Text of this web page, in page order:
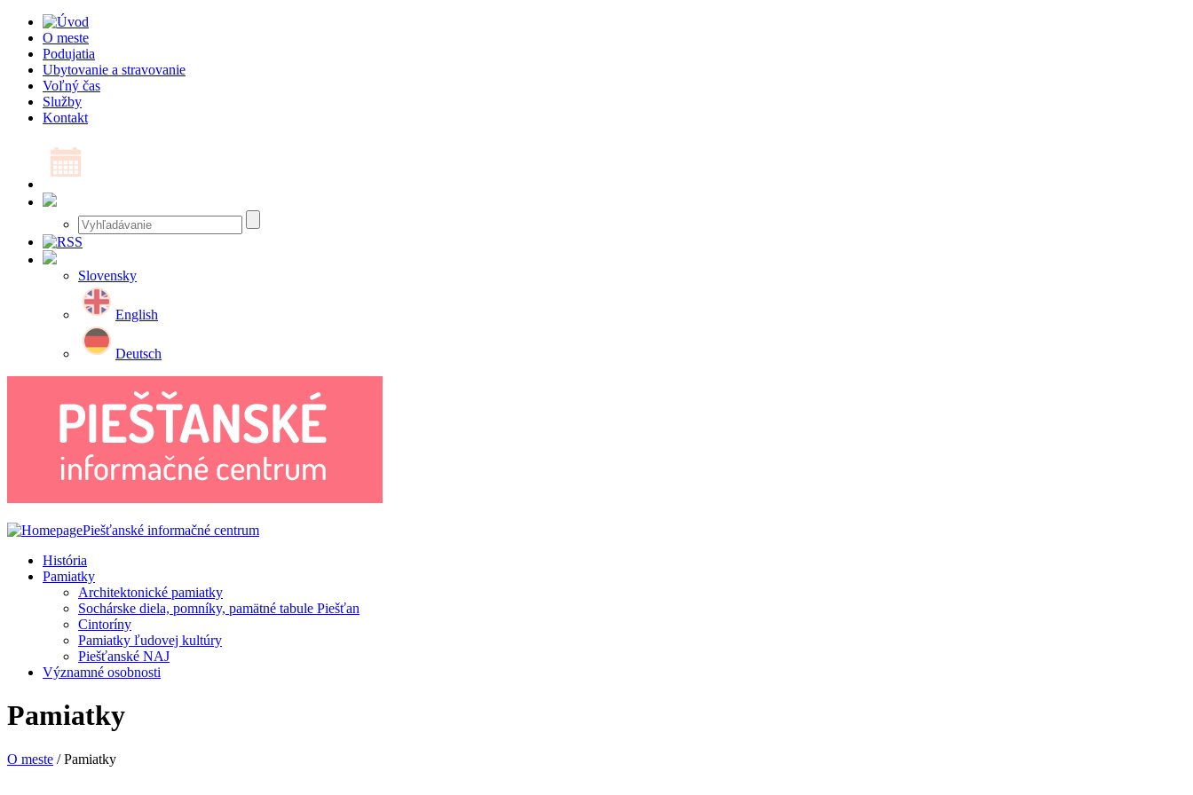
O meste
Podujatia
Ubytovanie a stravovanie
Voľný čas
Služby
Kontakt
Slovensky
English
Deutsch
Piešťanské informačné centrum
História
Pamiatky
Architektonické pamiatky
Sochárske diela, pomníky, pamätné tabule Piešťan
Cintoríny
Pamiatky ľudovej kultúry
Piešťanské NAJ
Významné osobnosti
Pamiatky
O meste / Pamiatky